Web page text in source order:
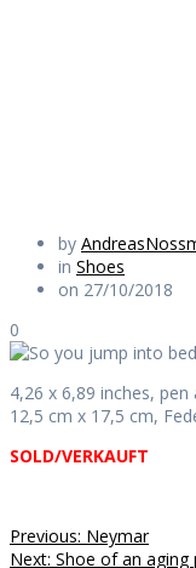
by
in Shoes
on 27/10/2018
0
4,26 x 6,89 inches,
12,5 cm x 17,5 cm,
SOLD/VERKAUFT
Previous: Previous
post:
Neymar
Next: Next
Shoe of an aging